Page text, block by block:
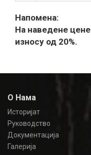
Напомена:
На наведене
износу од 20%.
О Нама
Историјат
Руководство
Документација
Галерија